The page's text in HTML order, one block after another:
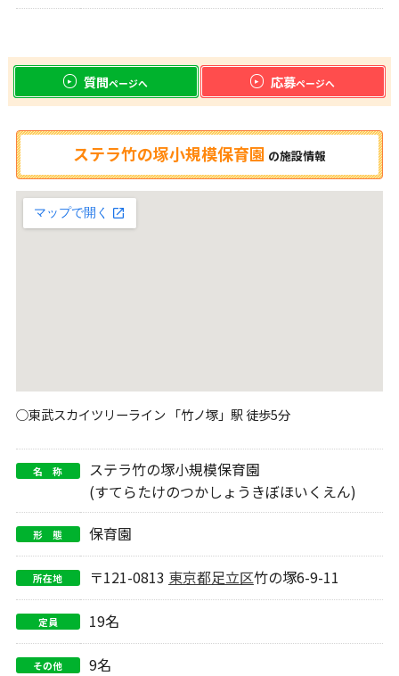
質問ページへ 応募ページへ
ステラ竹の塚小規模保育園 の施設情報
○東武スカイツリーライン 「竹ノ塚」駅 徒歩5分
名 称
ステラ竹の塚小規模保育園
(すてらたけのつかしょうきぼほいくえん)
形 態 保育園
所在地 〒121-0813 東京都足立区竹の塚6-9-11
定員 19名
その他 9名